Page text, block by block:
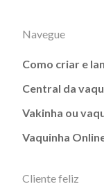
Navegue
Como criar e
Central da
Vakinha ou
Vaquinha
Cliente feliz